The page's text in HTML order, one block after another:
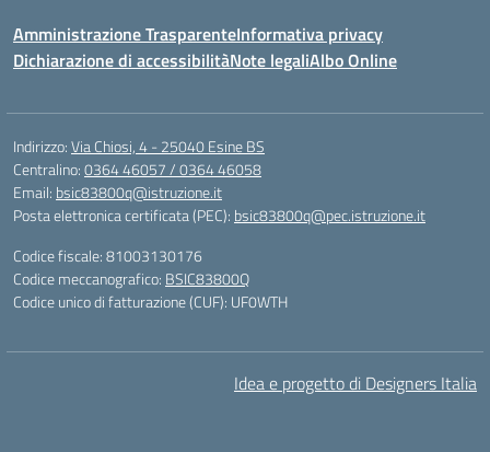
Amministrazione TrasparenteInformativa privacy
Dichiarazione di accessibilitàNote legaliAlbo Online
Indirizzo:Via Chiosi, 4 - 25040 Esine BS
Centralino:0364 46057 / 0364 46058
Email: bsic83800q@istruzione.it
Posta elettronica certificata (PEC): bsic83800q@pec.istruzione.it
Codice fiscale: 81003130176
Codice meccanografico: BSIC83800Q
Codice unico di fatturazione (CUF): UF0WTH
Idea e progetto di Designers Italia